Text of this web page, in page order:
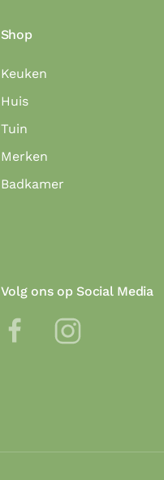
Shop
Keuken
Huis
Tuin
Merken
Badkamer
Volg ons op Social Media